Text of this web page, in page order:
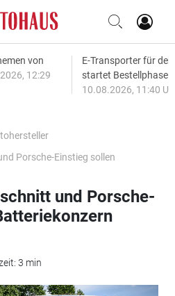
von
12:29
E-Transporter für
startet Bestellphase
10.08.2026, 11:40
Porsche-Einstieg sollen
und Porsche-
3 min